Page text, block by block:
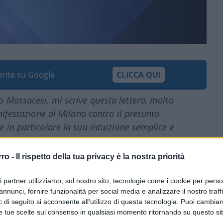
- Il rispetto della tua privacy è la nostra priorità
partner utilizziamo, sul nostro sito, tecnologie come i cookie per
fornire funzionalità per social media e analizzare il nostro
di seguito si acconsente all'utilizzo di questa tecnologia. Puoi
tue scelte sul consenso in qualsiasi momento ritornando su questo
su Google CLICCA QUI
Massacesi, mi scrive questa lettera, molto
di Milano contro il presunto
in particolare la sua intuizione semplice e
denunciano clamorosamente e poi però
elettori. np
“People – Prima le persone”,
secondo gli organizzatori.Presenze
Martina, il nuovo segretario PD